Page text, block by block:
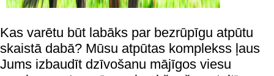
Kas varētu būt labāks par bezrūpīgu atpūtu
skaistā dabā? Mūsu atpūtas komplekss ļaus
Jums izbaudīt dzīvošanu mājīgos viesu